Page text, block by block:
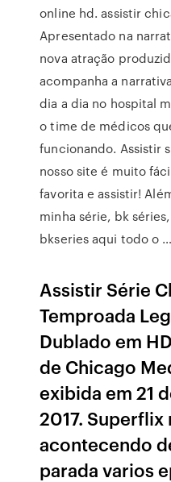
online hd. assistir
Apresentado na
nova atração
acompanha a
dia a dia no hospital
o time de médicos
funcionando. Assistir
nosso site é muito
favorita e assistir!
minha série, bk
bkseries aqui todo o …
Assistir Série
Temproada
Dublado em
de Chicago
exibida em 21
2017. Superflix
acontecendo
parada varios